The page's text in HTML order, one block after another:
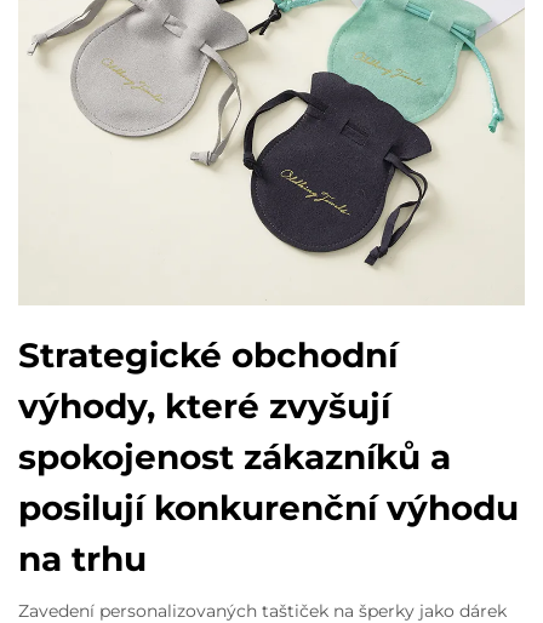
Strategické obchodní
výhody, které zvyšují
spokojenost zákazníků a
posilují konkurenční výhodu
na trhu
Zavedení personalizovaných taštiček na šperky jako dárek